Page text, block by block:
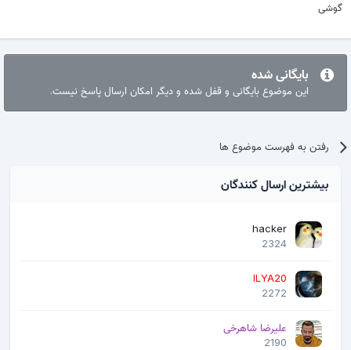
گوشی
بایگانی شده
این موضوع بایگانی و قفل شده و دیگر امکان ارسال پاسخ نیست.
رفتن به فهرست موضوع ها
بیشترین ارسال کنندگان
hacker
2324
ILYA20
2272
علیرضا شاهرخی
2190